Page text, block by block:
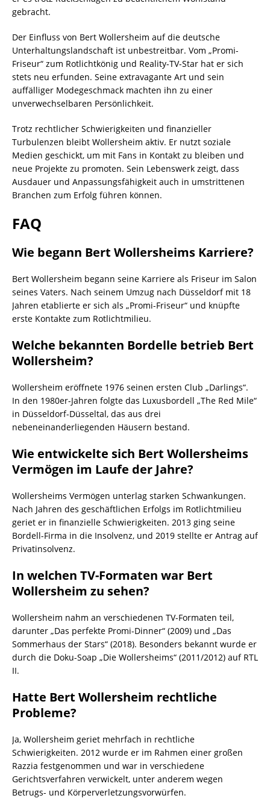
gebracht.
Der Einfluss von Bert Wollersheim auf die deutsche
Unterhaltungslandschaft ist unbestreitbar. Vom „Promi-
Friseur“ zum Rotlichtkönig und Reality-TV-Star hat er sich
stets neu erfunden. Seine extravagante Art und sein
auffälliger Modegeschmack machten ihn zu einer
unverwechselbaren Persönlichkeit.
Trotz rechtlicher Schwierigkeiten und finanzieller
Turbulenzen bleibt Wollersheim aktiv. Er nutzt soziale
Medien geschickt, um mit Fans in Kontakt zu bleiben und
neue Projekte zu promoten. Sein Lebenswerk zeigt, dass
Ausdauer und Anpassungsfähigkeit auch in umstrittenen
Branchen zum Erfolg führen können.
FAQ
Wie begann Bert Wollersheims Karriere?
Bert Wollersheim begann seine Karriere als Friseur im Salon
seines Vaters. Nach seinem Umzug nach Düsseldorf mit 18
Jahren etablierte er sich als „Promi-Friseur“ und knüpfte
erste Kontakte zum Rotlichtmilieu.
Welche bekannten Bordelle betrieb Bert
Wollersheim?
Wollersheim eröffnete 1976 seinen ersten Club „Darlings“.
In den 1980er-Jahren folgte das Luxusbordell „The Red Mile“
in Düsseldorf-Düsseltal, das aus drei
nebeneinanderliegenden Häusern bestand.
Wie entwickelte sich Bert Wollersheims
Vermögen im Laufe der Jahre?
Wollersheims Vermögen unterlag starken Schwankungen.
Nach Jahren des geschäftlichen Erfolgs im Rotlichtmilieu
geriet er in finanzielle Schwierigkeiten. 2013 ging seine
Bordell-Firma in die Insolvenz, und 2019 stellte er Antrag auf
Privatinsolvenz.
In welchen TV-Formaten war Bert
Wollersheim zu sehen?
Wollersheim nahm an verschiedenen TV-Formaten teil,
darunter „Das perfekte Promi-Dinner“ (2009) und „Das
Sommerhaus der Stars“ (2018). Besonders bekannt wurde er
durch die Doku-Soap „Die Wollersheims“ (2011/2012) auf RTL
II.
Hatte Bert Wollersheim rechtliche
Probleme?
Ja, Wollersheim geriet mehrfach in rechtliche
Schwierigkeiten. 2012 wurde er im Rahmen einer großen
Razzia festgenommen und war in verschiedene
Gerichtsverfahren verwickelt, unter anderem wegen
Betrugs- und Körperverletzungsvorwürfen.